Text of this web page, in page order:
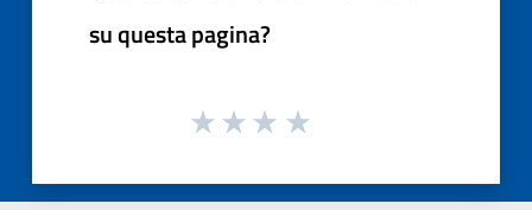
su questa pagina?